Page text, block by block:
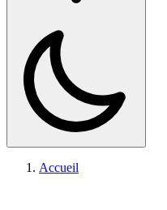
Accueil